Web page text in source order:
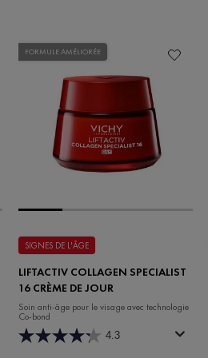
FORMULE AMÉLIORÉE
SIGNES DE L'ÂGE
LIFTACTIV COLLAGEN SPECIALIST
16 CRÈME DE JOUR
Soin anti-âge pour le visage avec technologie
Co-bond
4.3